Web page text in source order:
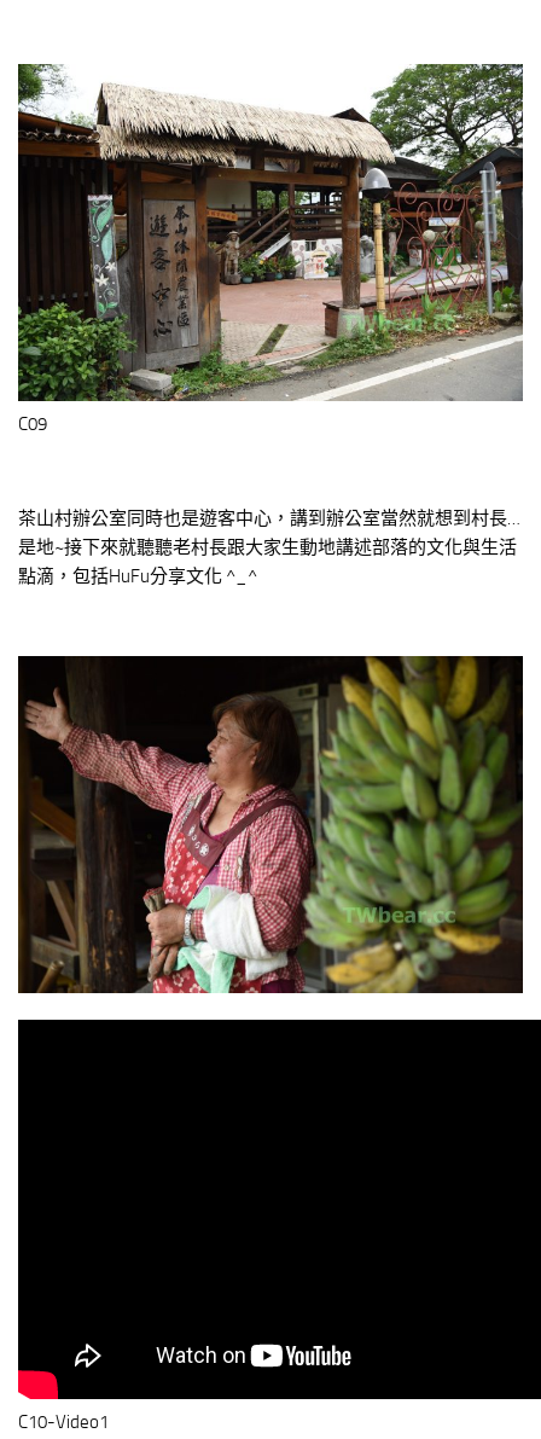
C09
茶山村辦公室同時也是遊客中心，講到辦公室當然就想到村長…
是地~接下來就聽聽老村長跟大家生動地講述部落的文化與生活
點滴，包括HuFu分享文化 ^_^
C10-Video1